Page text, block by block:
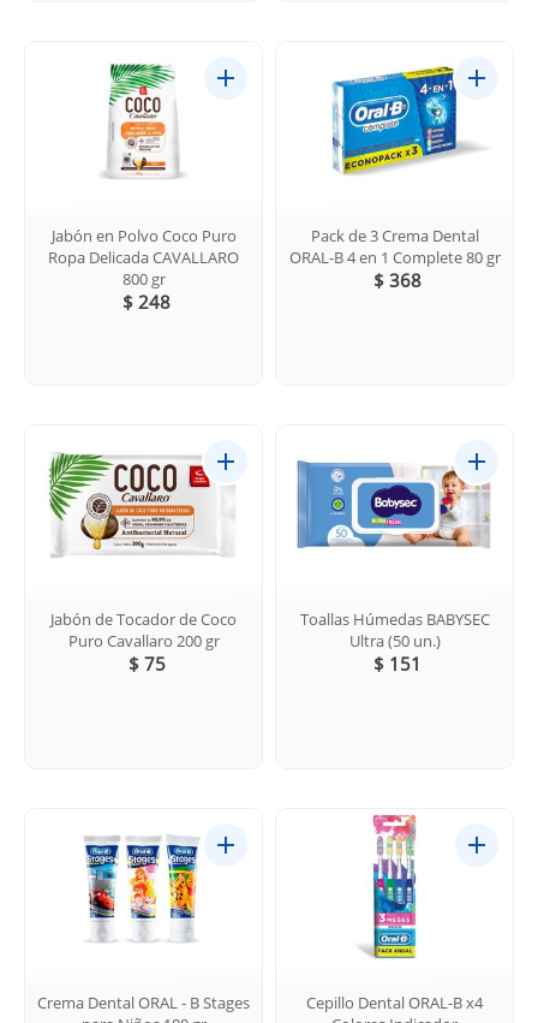
Jabón en Polvo Coco Puro
Ropa Delicada CAVALLARO
800 gr
$ 248
Pack de 3 Crema Dental
ORAL-B 4 en 1 Complete 80 gr
$ 368
Jabón de Tocador de Coco
Puro Cavallaro 200 gr
$ 75
Toallas Húmedas BABYSEC
Ultra (50 un.)
$ 151
Crema Dental ORAL - B Stages
Cepillo Dental ORAL-B x4